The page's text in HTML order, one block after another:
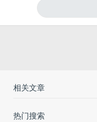
相关文章
热门搜索